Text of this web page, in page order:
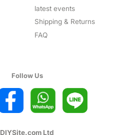
latest events
Shipping & Returns
FAQ
Follow Us
DIYSite.com Ltd